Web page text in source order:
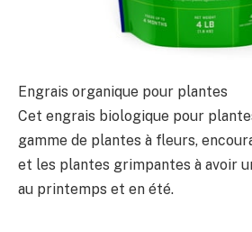
Engrais organique pour plantes
Cet engrais biologique pour
gamme de plantes à fleurs,
et les plantes grimpantes à avoir
au printemps et en été.